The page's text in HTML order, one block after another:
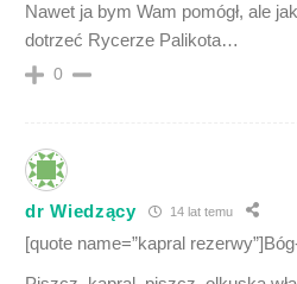
Nawet ja bym Wam pomógł, ale
dotrzeć Rycerze Palikota…
0
dr Wiedzący 14 lat temu
[quote name=”kapral